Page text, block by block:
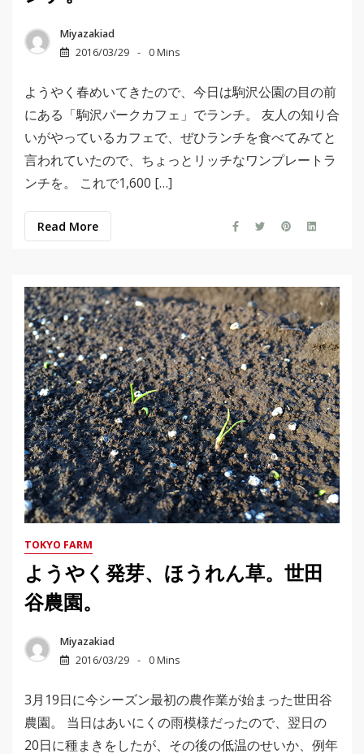
Miyazakiad
2016/03/29
0 Mins
ようやく春めいてきたので、今日は駒沢公園の目の前
にある「駒沢パークカフェ」でランチ。 友人の知り合
いがやっているカフェで、ぜひランチを食べてみてと
言われていたので、ちょっとリッチなワンプレートラ
ンチを。 これで1,600 […]
Read More
TOKYO FARM
ようやく発芽、ほうれん草。世田
谷農園。
Miyazakiad
2016/03/29
0 Mins
3月19日に今シーズン最初の農作業が始まった世田谷
農園。 当日はあいにくの雨模様だったので、翌日の
20日に種まきをしたが、その後の低温のせいか、例年